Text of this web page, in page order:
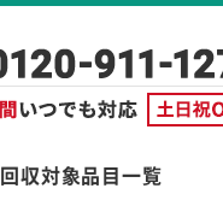
回収対象品目一覧